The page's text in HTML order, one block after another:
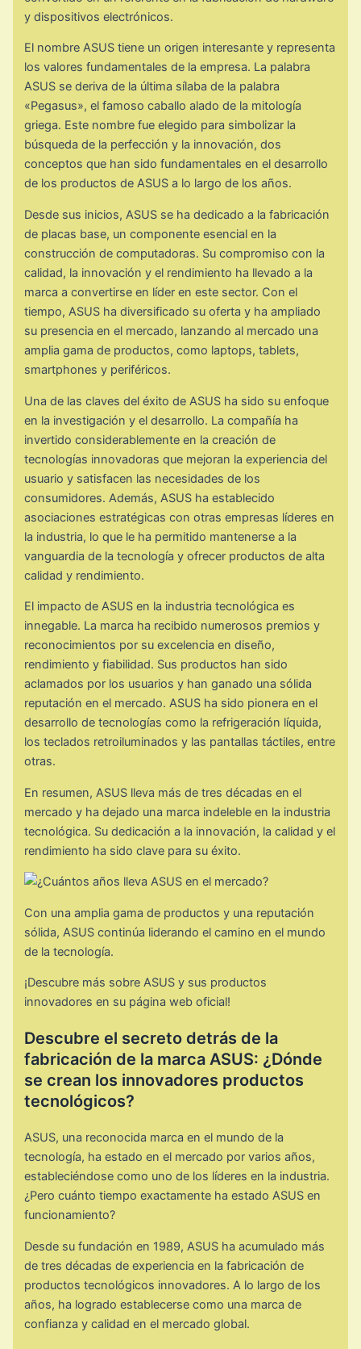
y dispositivos electrónicos.
El nombre ASUS tiene un origen interesante y representa
los valores fundamentales de la empresa. La palabra
ASUS se deriva de la última sílaba de la palabra
«Pegasus», el famoso caballo alado de la mitología
griega. Este nombre fue elegido para simbolizar la
búsqueda de la perfección y la innovación, dos
conceptos que han sido fundamentales en el desarrollo
de los productos de ASUS a lo largo de los años.
Desde sus inicios, ASUS se ha dedicado a la fabricación
de placas base, un componente esencial en la
construcción de computadoras. Su compromiso con la
calidad, la innovación y el rendimiento ha llevado a la
marca a convertirse en líder en este sector. Con el
tiempo, ASUS ha diversificado su oferta y ha ampliado
su presencia en el mercado, lanzando al mercado una
amplia gama de productos, como laptops, tablets,
smartphones y periféricos.
Una de las claves del éxito de ASUS ha sido su enfoque
en la investigación y el desarrollo. La compañía ha
invertido considerablemente en la creación de
tecnologías innovadoras que mejoran la experiencia del
usuario y satisfacen las necesidades de los
consumidores. Además, ASUS ha establecido
asociaciones estratégicas con otras empresas líderes en
la industria, lo que le ha permitido mantenerse a la
vanguardia de la tecnología y ofrecer productos de alta
calidad y rendimiento.
El impacto de ASUS en la industria tecnológica es
innegable. La marca ha recibido numerosos premios y
reconocimientos por su excelencia en diseño,
rendimiento y fiabilidad. Sus productos han sido
aclamados por los usuarios y han ganado una sólida
reputación en el mercado. ASUS ha sido pionera en el
desarrollo de tecnologías como la refrigeración líquida,
los teclados retroiluminados y las pantallas táctiles, entre
otras.
En resumen, ASUS lleva más de tres décadas en el
mercado y ha dejado una marca indeleble en la industria
tecnológica. Su dedicación a la innovación, la calidad y el
rendimiento ha sido clave para su éxito.
Con una amplia gama de productos y una reputación
sólida, ASUS continúa liderando el camino en el mundo
de la tecnología.
¡Descubre más sobre ASUS y sus productos
innovadores en su página web oficial!
Descubre el secreto detrás de la
fabricación de la marca ASUS: ¿Dónde
se crean los innovadores productos
tecnológicos?
ASUS, una reconocida marca en el mundo de la
tecnología, ha estado en el mercado por varios años,
estableciéndose como uno de los líderes en la industria.
¿Pero cuánto tiempo exactamente ha estado ASUS en
funcionamiento?
Desde su fundación en 1989, ASUS ha acumulado más
de tres décadas de experiencia en la fabricación de
productos tecnológicos innovadores. A lo largo de los
años, ha logrado establecerse como una marca de
confianza y calidad en el mercado global.